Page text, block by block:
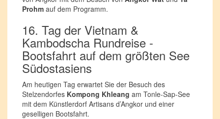
Prohm auf dem Programm.
16. Tag der Vietnam &
Kambodscha Rundreise -
Bootsfahrt auf dem größten See
Südostasiens
Am heutigen Tag erwartet Sie der Besuch des
Stelzendorfes Kompong Khleang am Tonle-Sap-See
mit dem Künstlerdorf Artisans d’Angkor und einer
geselligen Bootsfahrt.